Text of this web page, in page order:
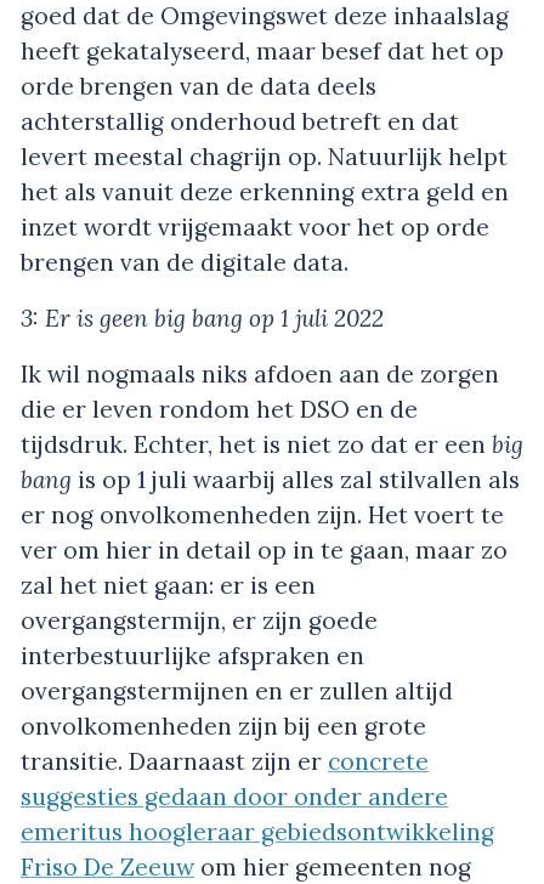
goed dat de Omgevingswet deze inhaalslag
heeft gekatalyseerd, maar besef dat het op
orde brengen van de data deels
achterstallig onderhoud betreft en dat
levert meestal chagrijn op. Natuurlijk helpt
het als vanuit deze erkenning extra geld en
inzet wordt vrijgemaakt voor het op orde
brengen van de digitale data.
3: Er is geen big bang op 1 juli 2022
Ik wil nogmaals niks afdoen aan de zorgen
die er leven rondom het DSO en de
tijdsdruk. Echter, het is niet zo dat er een big
bang is op 1 juli waarbij alles zal stilvallen als
er nog onvolkomenheden zijn. Het voert te
ver om hier in detail op in te gaan, maar zo
zal het niet gaan: er is een
overgangstermijn, er zijn goede
interbestuurlijke afspraken en
overgangstermijnen en er zullen altijd
onvolkomenheden zijn bij een grote
transitie. Daarnaast zijn er concrete
suggesties gedaan door onder andere
emeritus hoogleraar gebiedsontwikkeling
Friso De Zeeuwom hier gemeenten nog